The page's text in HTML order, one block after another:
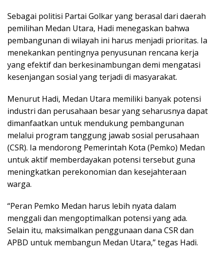
Sebagai politisi Partai Golkar yang berasal dari daerah
pemilihan Medan Utara, Hadi menegaskan bahwa
pembangunan di wilayah ini harus menjadi prioritas. Ia
menekankan pentingnya penyusunan rencana kerja
yang efektif dan berkesinambungan demi mengatasi
kesenjangan sosial yang terjadi di masyarakat.
Menurut Hadi, Medan Utara memiliki banyak potensi
industri dan perusahaan besar yang seharusnya dapat
dimanfaatkan untuk mendukung pembangunan
melalui program tanggung jawab sosial perusahaan
(CSR). Ia mendorong Pemerintah Kota (Pemko) Medan
untuk aktif memberdayakan potensi tersebut guna
meningkatkan perekonomian dan kesejahteraan
warga.
“Peran Pemko Medan harus lebih nyata dalam
menggali dan mengoptimalkan potensi yang ada.
Selain itu, maksimalkan penggunaan dana CSR dan
APBD untuk membangun Medan Utara,” tegas Hadi.